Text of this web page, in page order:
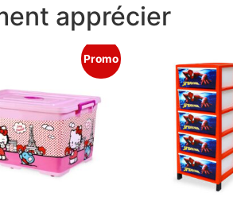
apprécier
Promo